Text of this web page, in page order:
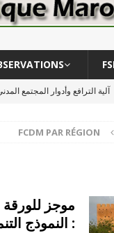
آلية الترافع وأدوار المجتمع
accrédités
FCDM PAR RÉGION
: النموذج